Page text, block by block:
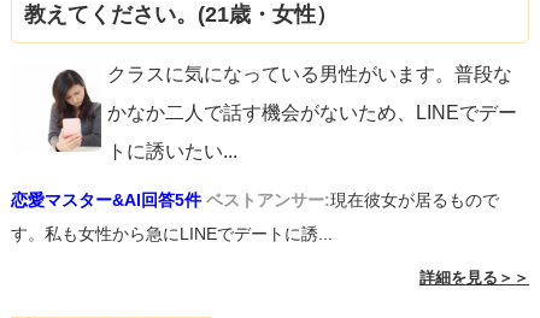
が持っていて辛いものを、相手から離れたり忘れてくれる
ことを願うのでは辛いままです。今までお世話になったも
のを自分から手放さなくてはいけないこともあるんです。
もはや今の質問者様は、彼にとって暇つぶしや都合のいい
教えてください。(21歳・女性）
クラスに気になっている男性がいます。普段な
かなか二人で話す機会がないため、LINEでデー
トに誘いたい...
恋愛マスター&AI回答5件 ベストアンサー:現在彼女が居るもので
す。私も女性から急にLINEでデートに誘...
詳細を見る＞＞